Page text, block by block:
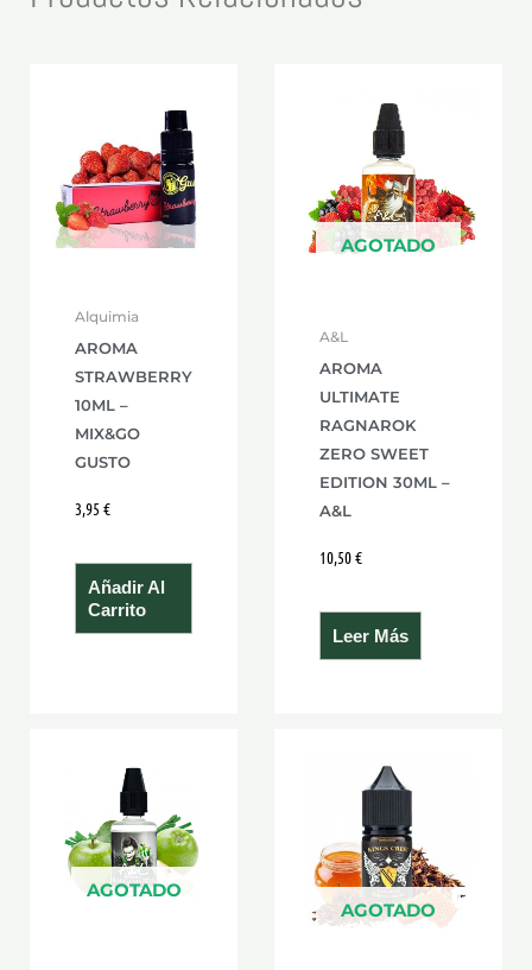
Alquimia
AROMA
STRAWBERRY
10ML –
MIX&GO
GUSTO
3,95 €
Añadir Al
Carrito
AGOTADO
A&L
AROMA
ULTIMATE
RAGNAROK
ZERO SWEET
EDITION 30ML –
A&L
10,50€
Leer Más
AGOTADO
AGOTADO